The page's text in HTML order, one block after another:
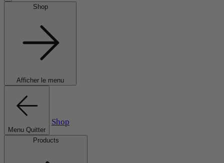
Shop
Afficher le menu
Menu Quitter
Shop
Products